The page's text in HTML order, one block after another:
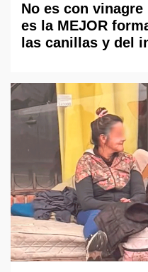
No es con
es la MEJOR
las canillas y del